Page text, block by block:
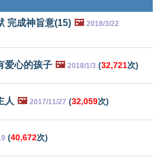
完成神旨意(15) 🖼️ 2018/3/22
爱心的孩子 🖼️ 2018/1/3 (32,721次)
人 🖼️ 2017/11/27 (32,059次)
(40,672次)